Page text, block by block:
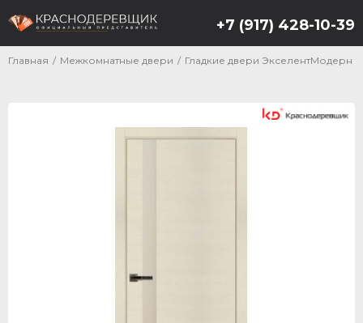
+7 (917) 428-10-39
Главная / Межкомнатные двери / Гладкие двери ЭкселентМодерн